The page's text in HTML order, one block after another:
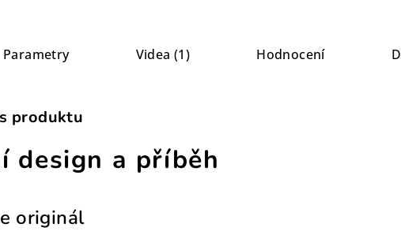
Parametry Videa (1) Hodnocení
produktu
design a příběh
originál